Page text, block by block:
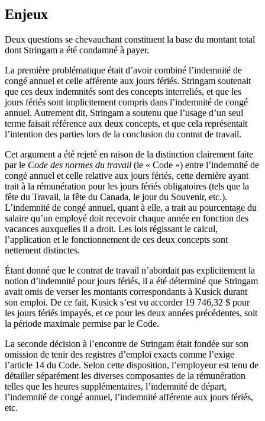
Enjeux
Deux questions se chevauchant constituent la base du montant total
dont Stringam a été condamné à payer.
La première problématique était d’avoir combiné l’indemnité de
congé annuel et celle afférente aux jours fériés. Stringam soutenait
que ces deux indemnités sont des concepts interreliés, et que les
jours fériés sont implicitement compris dans l’indemnité de congé
annuel. Autrement dit, Stringam a soutenu que l’usage d’un seul
terme faisait référence aux deux concepts, et que cela représentait
l’intention des parties lors de la conclusion du contrat de travail.
Cet argument a été rejeté en raison de la distinction clairement faite
par le Code des normes du travail (le « Code ») entre l’indemnité de
congé annuel et celle relative aux jours fériés, cette dernière ayant
trait à la rémunération pour les jours fériés obligatoires (tels que la
fête du Travail, la fête du Canada, le jour du Souvenir, etc.).
L’indemnité de congé annuel, quant à elle, a trait au pourcentage du
salaire qu’un employé doit recevoir chaque année en fonction des
vacances auxquelles il a droit. Les lois régissant le calcul,
l’application et le fonctionnement de ces deux concepts sont
nettement distinctes.
Étant donné que le contrat de travail n’abordait pas explicitement la
notion d’indemnité pour jours fériés, il a été déterminé que Stringam
avait omis de verser les montants correspondants à Kusick durant
son emploi. De ce fait, Kusick s’est vu accorder 19 746,32 $ pour
les jours fériés impayés, et ce pour les deux années précédentes, soit
la période maximale permise par le Code.
La seconde décision à l’encontre de Stringam était fondée sur son
omission de tenir des registres d’emploi exacts comme l’exige
l’article 14 du Code. Selon cette disposition, l’employeur est tenu de
détailler séparément les diverses composantes de la rémunération
telles que les heures supplémentaires, l’indemnité de départ,
l’indemnité de congé annuel, l’indemnité afférente aux jours fériés,
etc.